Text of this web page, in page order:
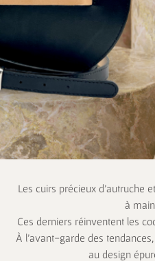
Les cuirs précieux d’autruche
à
Ces derniers réinventent les
À l’avant-garde des
au design